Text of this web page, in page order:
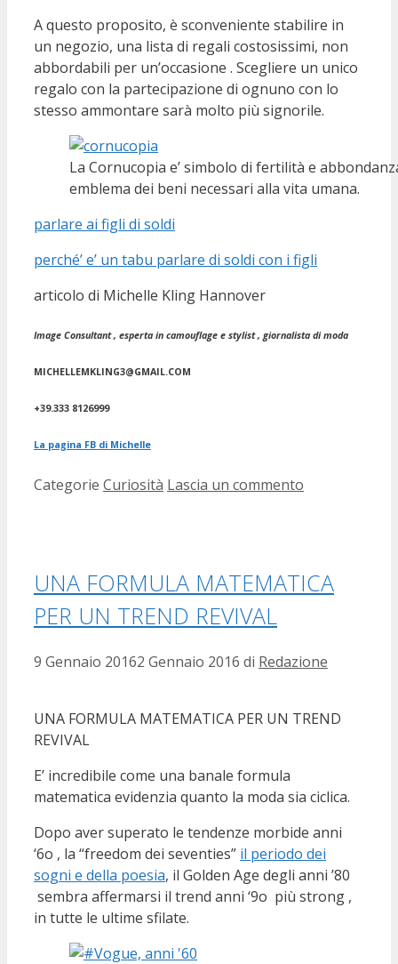
A questo proposito, è sconveniente stabilire in
un negozio, una lista di regali costosissimi, non
abbordabili per un’occasione . Scegliere un unico
regalo con la partecipazione di ognuno con lo
stesso ammontare sarà molto più signorile.
La Cornucopia e’ simbolo di fertilità e
emblema dei beni necessari alla vita umana.
parlare ai figli di soldi
perché’ e’ un tabu parlare di soldi con i figli
articolo di Michelle Kling Hannover
Image Consultant , esperta in camouflage e stylist , giornalista di moda
MICHELLEMKLING3@GMAIL.COM
+39.333 8126999
La pagina FB di Michelle
Categorie Curiosità Lascia un commento
UNA FORMULA MATEMATICA
PER UN TREND REVIVAL
9 Gennaio 20162 Gennaio 2016 di Redazione
UNA FORMULA MATEMATICA PER UN TREND
REVIVAL
E’ incredibile come una banale formula
matematica evidenzia quanto la moda sia ciclica.
Dopo aver superato le tendenze morbide anni
‘6o , la “freedom dei seventies” il periodo dei
sogni e della poesia, il Golden Age degli anni ’80
sembra affermarsi il trend anni ‘9o più strong ,
in tutte le ultime sfilate.